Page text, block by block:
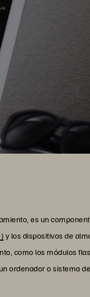
es un
y los dispositivos de
como los módulos
ordenador o sistema de